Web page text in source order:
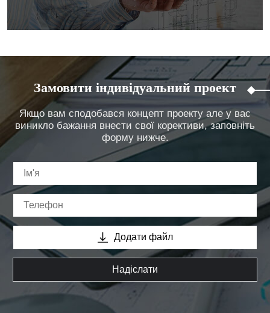
Замовити індивідуальний проект
Якщо вам сподобався концепт проекту але у вас
виникло бажання внести свої корективи, заповніть
форму нижче.
Додати файл
Надіслати